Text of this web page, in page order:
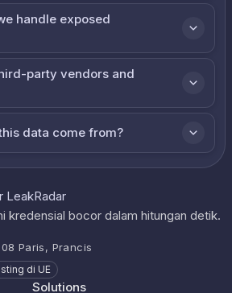
handle exposed
party vendors and
data come from?
kredensial bocor dalam hitungan detik.
Paris, Prancis
di UE
Solutions